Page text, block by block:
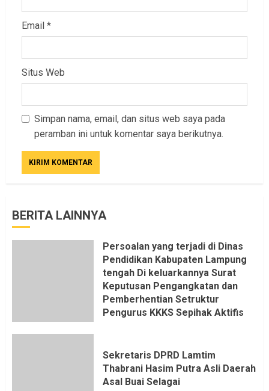
Email *
Situs Web
Simpan nama, email, dan situs web saya pada
peramban ini untuk komentar saya berikutnya.
BERITA LAINNYA
Persoalan yang terjadi di Dinas
Pendidikan Kabupaten Lampung
tengah Di keluarkannya Surat
Keputusan Pengangkatan dan
Pemberhentian Setruktur
Pengurus KKKS Sepihak Aktifis
Dapat saya pastikan penuh Unsur
KKN, dan Unsur Politik.
6 AGUSTUS 2026
Sekretaris DPRD Lamtim
Thabrani Hasim Putra Asli Daerah
Asal Buai Selagai